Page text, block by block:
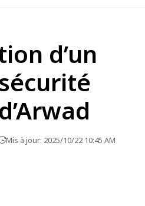
d’un
Mis à jour: 2025/10/22 10:45 AM